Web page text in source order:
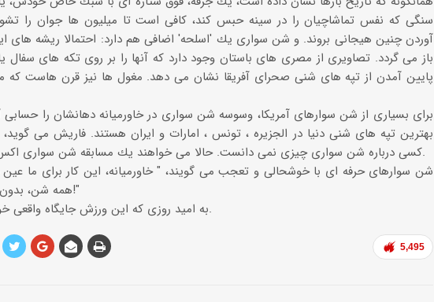
سنگی كه نفس تماشاچیان را در سینه حبس كند، كافی است تا میلیون ها جوان را
آوردن چنین هیجانی بروند. و شن سواری یك 'اسلحه' اضافی هم دارد: احتمالا ریشه های
باز می گردد. تصاویری از مصری های باستان وجود دارد كه آنها را بر روی تكه های
پایین آمدن از تپه های شنی صحرای آفریقا نشان می دهد. مغول ها نیز قرن هاست كه
برای بسیاری از شن سوارهای آمریكا، وسوسه شن سواری در خاورمیانه دهانشان را
بهترین تپه های شنی دنیا در الجزیره ، تونس ، امارات و ایران هستند. فاریش می
كسی درباره شن سواری چیزی نمی دانست. حالا می خواهند یك مسابقه شن سواری اكس- گیمز در مصر برگزار كنند.
شن سوارهای حرفه ای با خوشحالی و تعجب می گویند، " خاورمیانه، این كار برای ما
همه شن، بدون هیچ اقیانوسی در كنارتان!"
به امید روزی كه این ورزش جایگاه واقعی خود را در كشورمان پیدا كند.
5,495